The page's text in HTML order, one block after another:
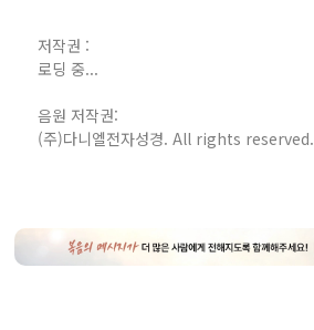
저작권 :
로딩 중...
음원 저작권:
(주)다니엘전자성경. All rights reserved.